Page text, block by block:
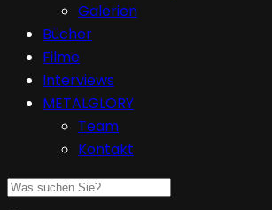
Galerien
Bücher
Filme
Interviews
METALGLORY
Team
Kontakt